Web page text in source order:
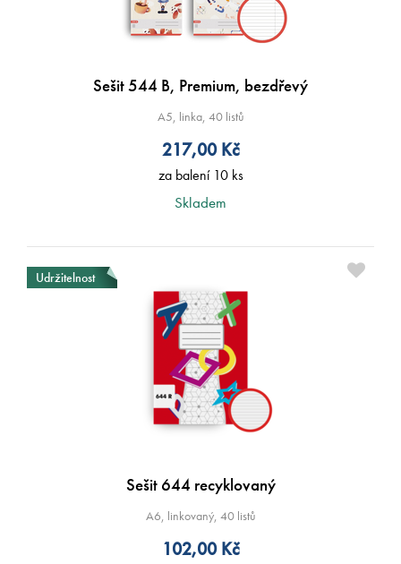
Sešit 544 B, Premium, bezdřevý
A5, linka, 40 listů
217,00Kč
za balení 10 ks
Skladem
Udržitelnost
Sešit 644 recyklovaný
A6, linkovaný, 40 listů
102,00Kč